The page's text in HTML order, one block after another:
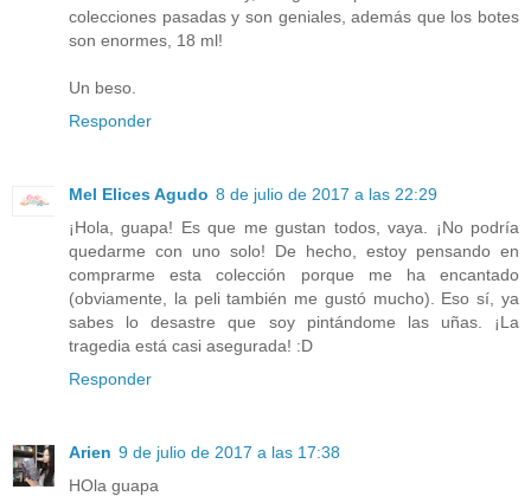
colecciones pasadas y son geniales, además que los botes
son enormes, 18 ml!
Un beso.
Responder
Mel Elices Agudo 8 de julio de 2017 a las 22:29
¡Hola, guapa! Es que me gustan todos, vaya. ¡No podría
quedarme con uno solo! De hecho, estoy pensando en
comprarme esta colección porque me ha encantado
(obviamente, la peli también me gustó mucho). Eso sí, ya
sabes lo desastre que soy pintándome las uñas. ¡La
tragedia está casi asegurada! :D
Responder
Arien 9 de julio de 2017 a las 17:38
HOla guapa